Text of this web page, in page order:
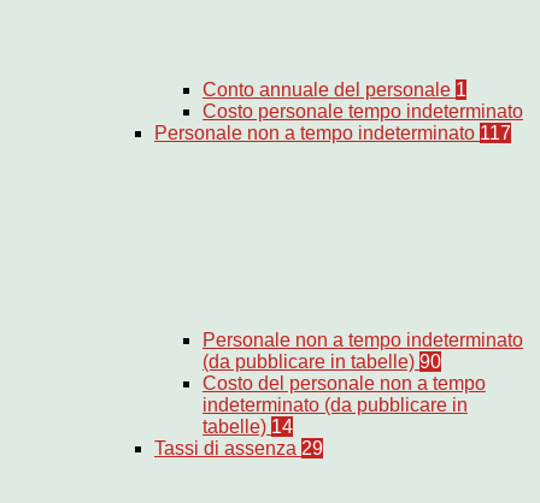
Conto annuale del personale 1
Costo personale tempo indeterminato
Personale non a tempo indeterminato 117
Personale non a tempo indeterminato
(da pubblicare in tabelle) 90
Costo del personale non a tempo
indeterminato (da pubblicare in
tabelle) 14
Tassi di assenza 29